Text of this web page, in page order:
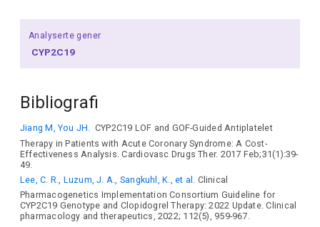
Analyserte gener
CYP2C19
Bibliografi
Jiang M, You JH. CYP2C19 LOF and GOF-Guided Antiplatelet
Therapy in Patients with Acute Coronary Syndrome: A Cost-
Effectiveness Analysis. Cardiovasc Drugs Ther. 2017 Feb;31(1):39-
49.
Lee, C. R., Luzum, J. A., Sangkuhl, K., et al.
Clinical
Pharmacogenetics Implementation Consortium Guideline for
CYP2C19 Genotype and Clopidogrel Therapy: 2022 Update. Clinical
pharmacology and therapeutics, 2022; 112(5), 959-967.